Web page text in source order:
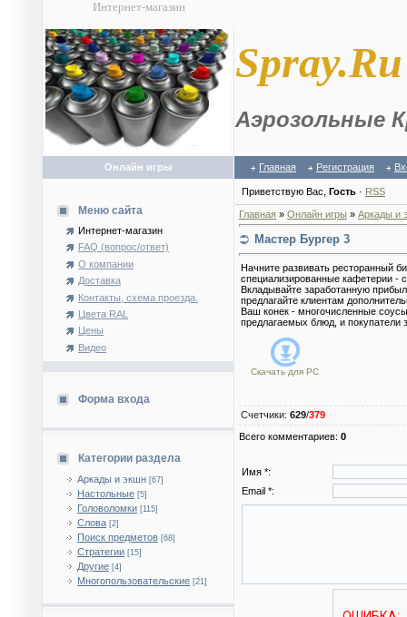
Интернет-магазин
Spray.Ru
Аэрозольные
Онлайн игры Главная Регистрация
Меню сайта
Интернет-магазин
FAQ (вопрос/ответ)
О компании
Доставка
Контакты, схема проезда.
Цвета RAL
Цены
Видео
Форма входа
Категории раздела
Аркады и экшн [67]
Настольные [5]
Головоломки [115]
Слова [2]
Поиск предметов [68]
Стратегии [15]
Другие [4]
Многопользовательские [21]
Приветствую Вас Гость · RSS
Главная » Онлайн игры » Аркады и
Мастер Бургер 3
Начните развивать ресторанный
специализированные кафетерии -
Вкладывайте заработанную
предлагайте клиентам
Ваш конек - многочисленные
предлагаемых блюд, и покупатели
Скачать для PC
Счетчики: 629/379
Всего комментариев: 0
Имя *:
Email *: